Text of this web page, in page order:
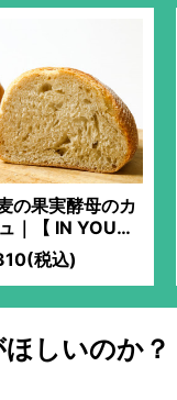
の果実酵母のカ
｜【 IN YOU
】化学物質過敏
して食べられる
材料有機！湧き
」と高価ななず
するほどのこだ
節の果実を使っ
税込)
しいのか？